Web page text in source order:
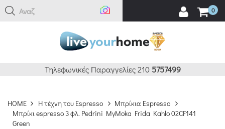
Αναζήτ 0
Τηλεφωνικές Παραγγελίες 210 5757499
HOME H τέχνη του Espresso
Μπρίκια Espresso
Μπρίκι espresso 3 φλ. Pedrini MyMoka Frida Kahlo 02CF141
Green